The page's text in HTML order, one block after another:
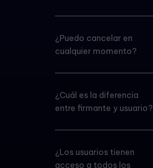
¿Puedo cancelar en
cualquier momento?
¿Cuál es la diferencia
entre firmante y usuario?
¿Los usuarios tienen
acceso a todos los